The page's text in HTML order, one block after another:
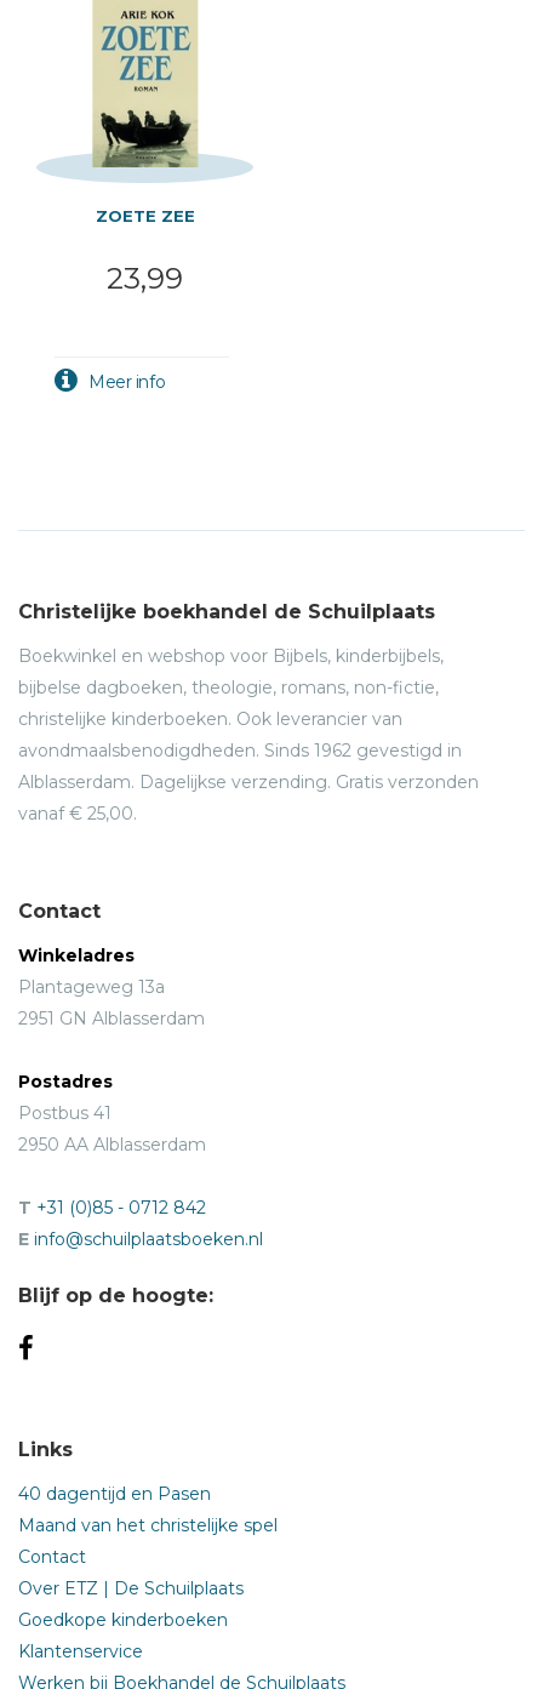
ZOETE ZEE
23,99
Christelijke boekhandel de Schuilplaats
Boekwinkel en webshop voor Bijbels, kinderbijbels,
bijbelse dagboeken, theologie, romans, non-fictie,
christelijke kinderboeken. Ook leverancier van
avondmaalsbenodigdheden. Sinds 1962 gevestigd in
Alblasserdam. Dagelijkse verzending. Gratis verzonden
vanaf € 25,00.
Contact
Winkeladres
Plantageweg 13a
2951 GN Alblasserdam
Postadres
Postbus 41
2950 AA Alblasserdam
T +31 (0)85 - 0712 842
E info@schuilplaatsboeken.nl
Blijf op de hoogte:
Links
40 dagentijd en Pasen
Maand van het christelijke spel
Contact
Over ETZ | De Schuilplaats
Goedkope kinderboeken
Klantenservice
Werken bij Boekhandel de Schuilplaats